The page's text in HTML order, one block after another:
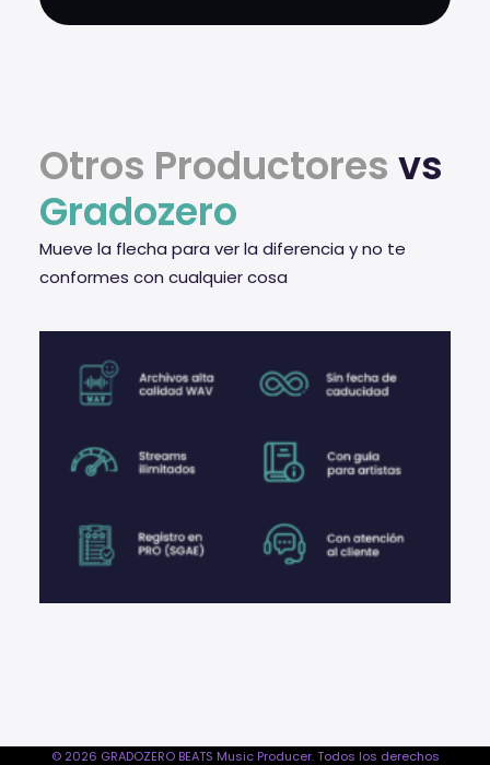
Otros Productores vs
Gradozero
Mueve la flecha para ver la diferencia y no te
conformes con cualquier cosa
© 2026 GRADOZERO BEATS Music Producer. Todos los derechos